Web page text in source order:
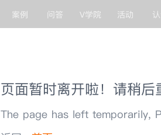
案例 问答 V学院 活动
页面暂时离开啦！请稍后
The page has left temporarily,